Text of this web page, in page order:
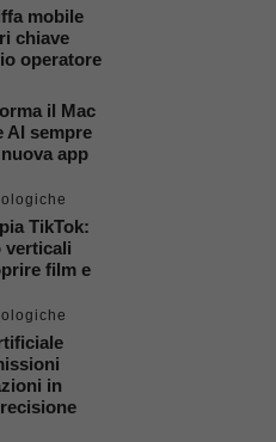
mobile
chiave
operatore
il Mac
AI sempre
app
TikTok:
verticali
film e
in